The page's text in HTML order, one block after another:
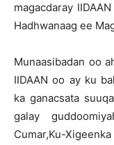
magacdaray
Hadhwanaag ee
Munaasibadan oo
IIDAAN oo ay ku
ka ganacsata
galay
Cumar,Ku-